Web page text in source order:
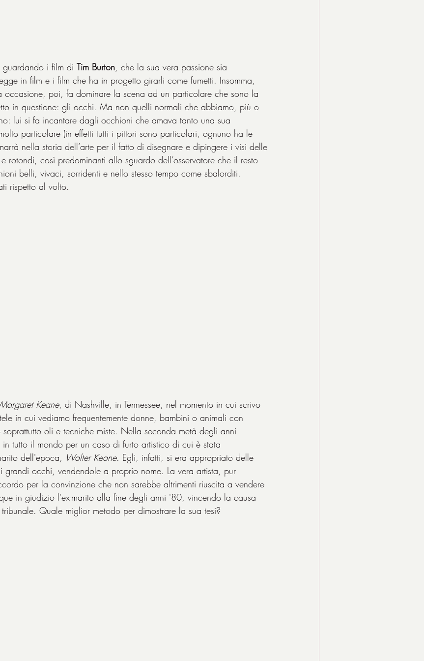
guardando i film di Tim Burton , che la sua vera passione sia
in film e i film che ha in progetto girarli come fumetti. Insomma,
occasione, poi, fa dominare la scena ad un particolare che sono la
in questione: gli occhi. Ma non quelli normali che abbiamo, più o
lui si fa incantare dagli occhioni che amava tanto una sua
particolare (in effetti tutti i pittori sono particolari, ognuno ha le
nella storia dell’arte per il fatto di disegnare e dipingere i visi delle
rotondi, così predominanti allo sguardo dell’osservatore che il resto
belli, vivaci, sorridenti e nello stesso tempo come sbalorditi.
rispetto al volto.
Keane, di Nashville, in Tennessee, nel momento in cui scrivo
in cui vediamo frequentemente donne, bambini o animali con
oli e tecniche miste. Nella seconda metà degli anni
in tutto il mondo per un caso di furto artistico di cui è stata
dell'epoca, Walter Keane. Egli, infatti, si era appropriato delle
occhi, vendendole a proprio nome. La vera artista, pur
per la convinzione che non sarebbe altrimenti riuscita a vendere
in giudizio l'ex-marito alla fine degli anni '80, vincendo la causa
Quale miglior metodo per dimostrare la sua tesi?